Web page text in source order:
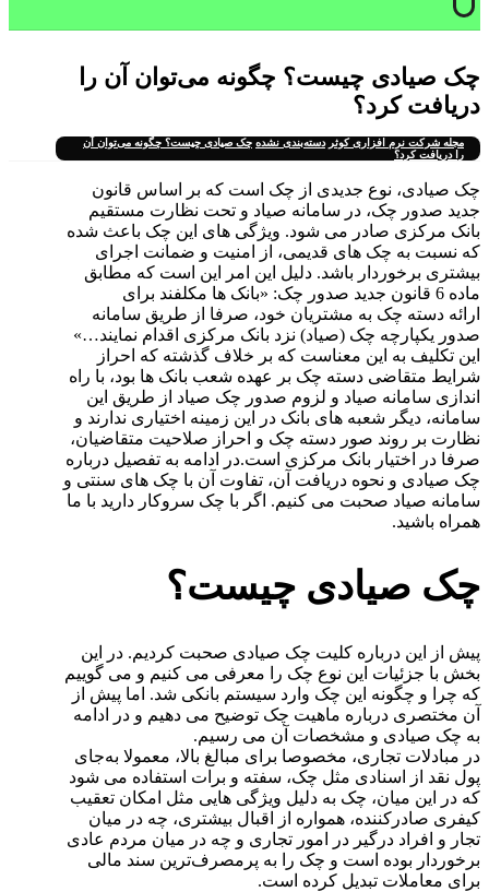
چک صیادی چیست؟ چگونه می‌توان آن را
دریافت کرد؟
مجله شرکت نرم افزاری کوثر دسته‌بندی نشده چک صیادی چیست؟ چگونه می‌توان آن
را دریافت کرد؟
چک صیادی، نوع جدیدی از چک است که بر اساس قانون
جدید صدور چک، در سامانه صیاد و تحت نظارت مستقیم
بانک مرکزی صادر می شود. ویژگی های این چک باعث شده
که نسبت به چک های قدیمی، از امنیت و ضمانت اجرای
بیشتری برخوردار باشد. دلیل این امر این است که مطابق
ماده 6 قانون جدید صدور چک: «بانک ‌ها مکلفند برای
ارائه دسته چک به مشتریان خود، صرفا از طریق سامانه
صدور یکپارچه چک (صیاد) نزد بانک مرکزی اقدام نمایند…»
این تکلیف به این معناست که بر خلاف گذشته که احراز
شرایط متقاضی دسته چک بر عهده شعب بانک ها بود، با راه
اندازی سامانه صیاد و لزوم صدور چک صیاد از طریق این
سامانه، دیگر شعبه های بانک در این زمینه اختیاری ندارند و
نظارت بر روند صور دسته چک و احراز صلاحیت متقاضیان،
صرفا در اختیار بانک مرکزی است.در ادامه به تفصیل درباره
چک صیادی و نحوه دریافت آن، تفاوت آن با چک های سنتی و
سامانه صیاد صحبت می کنیم. اگر با چک سروکار دارید با ما
همراه باشید.
چک صیادی چیست؟
پیش از این درباره کلیت چک صیادی صحبت کردیم. در این
بخش با جزئیات این نوع چک را معرفی می کنیم و می گوییم
که چرا و چگونه این چک وارد سیستم بانکی شد. اما پیش از
آن مختصری درباره ماهیت چک توضیح می دهیم و در ادامه
به چک صیادی و مشخصات آن می رسیم.
در مبادلات تجاری، مخصوصا برای مبالغ بالا، معمولا به‌جای
پول نقد از اسنادی مثل چک، سفته و برات استفاده می شود
که در این میان، چک به دلیل ویژگی هایی مثل امکان تعقیب
کیفری صادرکننده، همواره از اقبال بیشتری، چه در میان
تجار و افراد درگیر در امور تجاری و چه در میان مردم عادی
برخوردار بوده است و چک را به پرمصرف‌ترین سند مالی
برای معاملات تبدیل کرده است.